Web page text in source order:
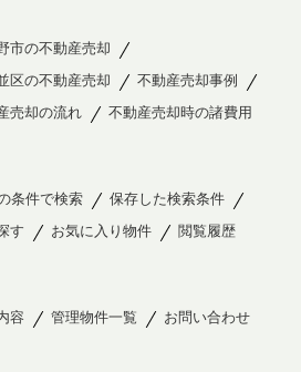
市の不動産売却
区の不動産売却
不動産売却事例
売却の流れ 不動産売却時の諸費用
条件で検索
保存した検索条件
す お気に入り物件 閲覧履歴
容 管理物件一覧 お問い合わせ